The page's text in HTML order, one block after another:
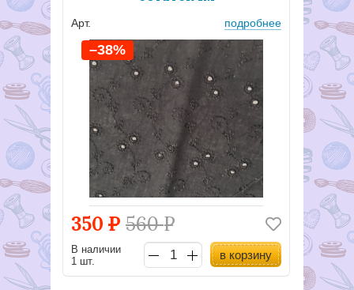
Арт. подробнее
350 Р 560Р
–38%
В наличии
1 шт.
в корзину